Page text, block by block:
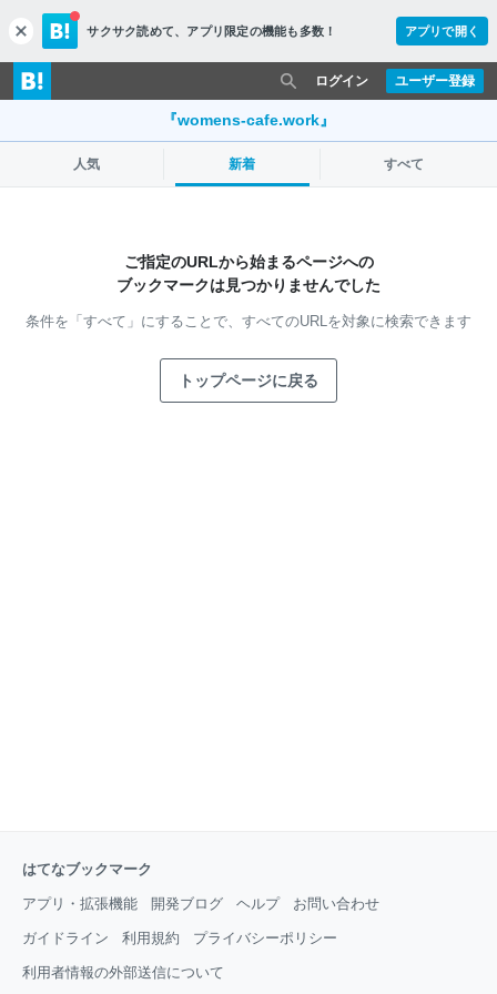
c
l
o
s
サクサク読めて、 アプリ限定の機能も多数！ アプリで開く
ユーザー登録
ログイン
『womens-cafe.work』
人気 新着 すべて
ご指定のURLから始まるページへの
ブックマークは見つかりませんでした
条件を「すべて」にすることで、 すべてのURLを対象に検索できます
トップページに戻る
はてなブックマーク
アプリ・拡張機能 開発ブログ ヘルプ お問い合わせ
ガイドライン 利用規約 プライバシーポリシー
利用者情報の外部送信について